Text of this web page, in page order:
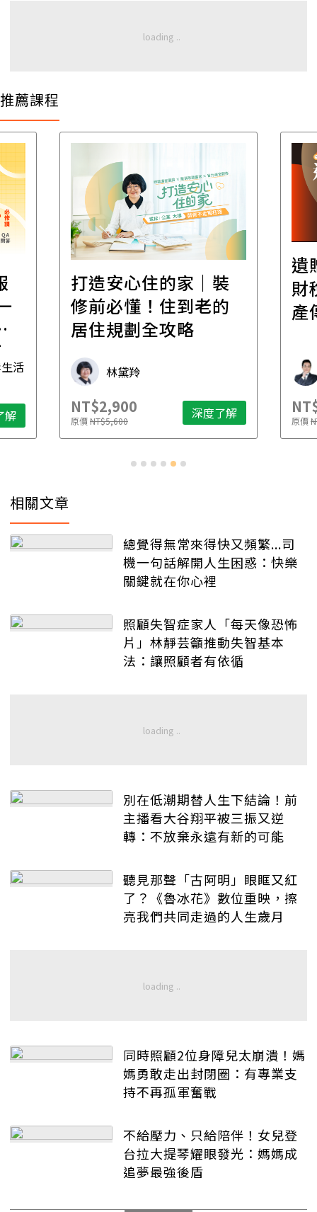
推薦課程
活
解
打造安心住的家｜裝
修前必懂！住到老的
居住規劃全攻略
林黛羚
NT$2,900
原價NT$5,600 深度了解
遺
財
產
原價
相關文章
總覺得無常來得快又頻繁...司
機一句話解開人生困惑：快樂
關鍵就在你心裡
照顧失智症家人「每天像恐怖
片」林靜芸籲推動失智基本
法：讓照顧者有依循
別在低潮期替人生下結論！前
主播看大谷翔平被三振又逆
轉：不放棄永遠有新的可能
聽見那聲「古阿明」眼眶又紅
了？《魯冰花》數位重映，擦
亮我們共同走過的人生歲月
同時照顧2位身障兒太崩潰！媽
媽勇敢走出封閉圈：有專業支
持不再孤軍奮戰
不給壓力、只給陪伴！女兒登
台拉大提琴耀眼發光：媽媽成
追夢最強後盾